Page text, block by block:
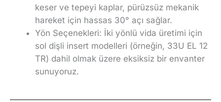
keser ve tepeyi kaplar, pürüzsüz mekanik
hareket için hassas 30° açı sağlar.
Yön Seçenekleri: İki yönlü vida üretimi için
sol dişli insert modelleri (örneğin, 33U EL 12
TR) dahil olmak üzere eksiksiz bir envanter
sunuyoruz.